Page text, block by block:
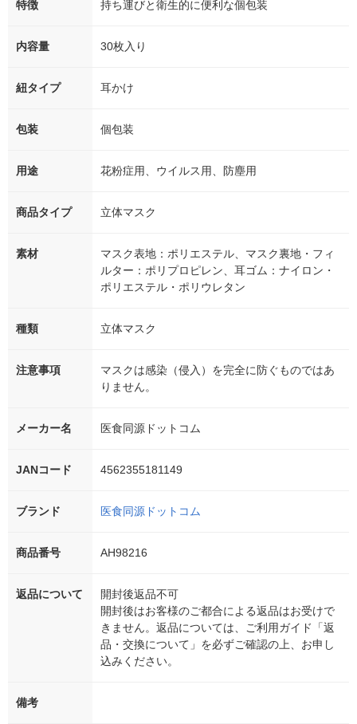
特徴 持ち運びと衛生的に便利な個包装
内容量 30枚入り
紐タイプ 耳かけ
包装 個包装
用途 花粉症用、ウイルス用、防塵用
商品タイプ 立体マスク
素材
マスク表地：ポリエステル、マスク裏地・フィ
ルター：ポリプロピレン、耳ゴム：ナイロン・
ポリエステル・ポリウレタン
種類 立体マスク
注意事項
マスクは感染（侵入）を完全に防ぐものではあ
りません。
メーカー名 医食同源ドットコム
JANコード 4562355181149
ブランド 医食同源ドットコム
商品番号 AH98216
返品について
開封後返品不可
開封後はお客様のご都合による返品はお受けで
きません。返品については、ご利用ガイド「返
品・交換について」を必ずご確認の上、お申し
込みください。
備考